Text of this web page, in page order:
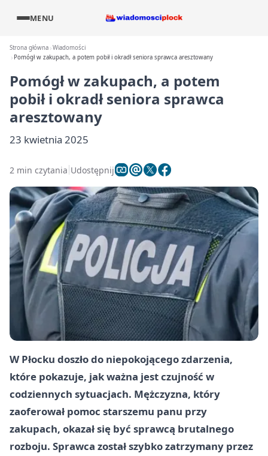
MENU
Strona główna Wiadomości
Pomógł w zakupach, a potem pobił i okradł seniora sprawca aresztowany
Pomógł w zakupach, a potem
pobił i okradł seniora sprawca
aresztowany
23 kwietnia 2025
2 min czytania Udostępnij
W Płocku doszło do niepokojącego zdarzenia,
które pokazuje, jak ważna jest czujność w
codziennych sytuacjach. Mężczyzna, który
zaoferował pomoc starszemu panu przy
zakupach, okazał się być sprawcą brutalnego
rozboju. Sprawca został szybko zatrzymany przez